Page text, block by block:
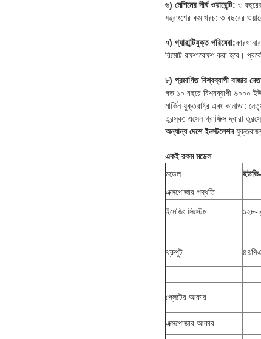
৬) মেশিনের দীর্ঘ ওয়ারেন্টি: ৩
যন্ত্রাংশের কম খরচ: ৩ বছরের
৭) গ্যারান্টিযুক্ত পরিষেবা:
রিমোট রক্ষণাবেক্ষণ করা হবে।
৮) প্রমাণিত বিশ্বব্যাপী বাজার
গত ১০ বছরে বিশ্বব্যাপী ৬০০০
মার্কিন যুক্তরাষ্ট্র এবং কানাডা:
তুরস্ক: এসেন গ্রাফিক্স দ্বারা
অন্যান্য দেশে ইনস্টলেশন
একই রকম মডেল
মডেল
এক্সপোজার পদ্ধতি
ইমেজিং সিস্টেম
১২৮-
থ্রুপুট
প্লেটের আকার
এক্সপোজার আকার